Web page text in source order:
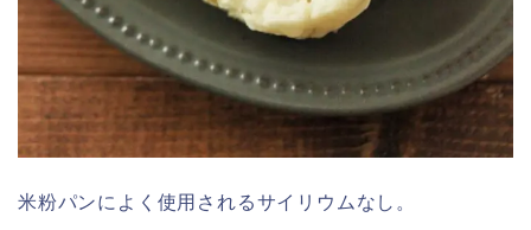
米粉パンによく使用されるサイリウムなし。